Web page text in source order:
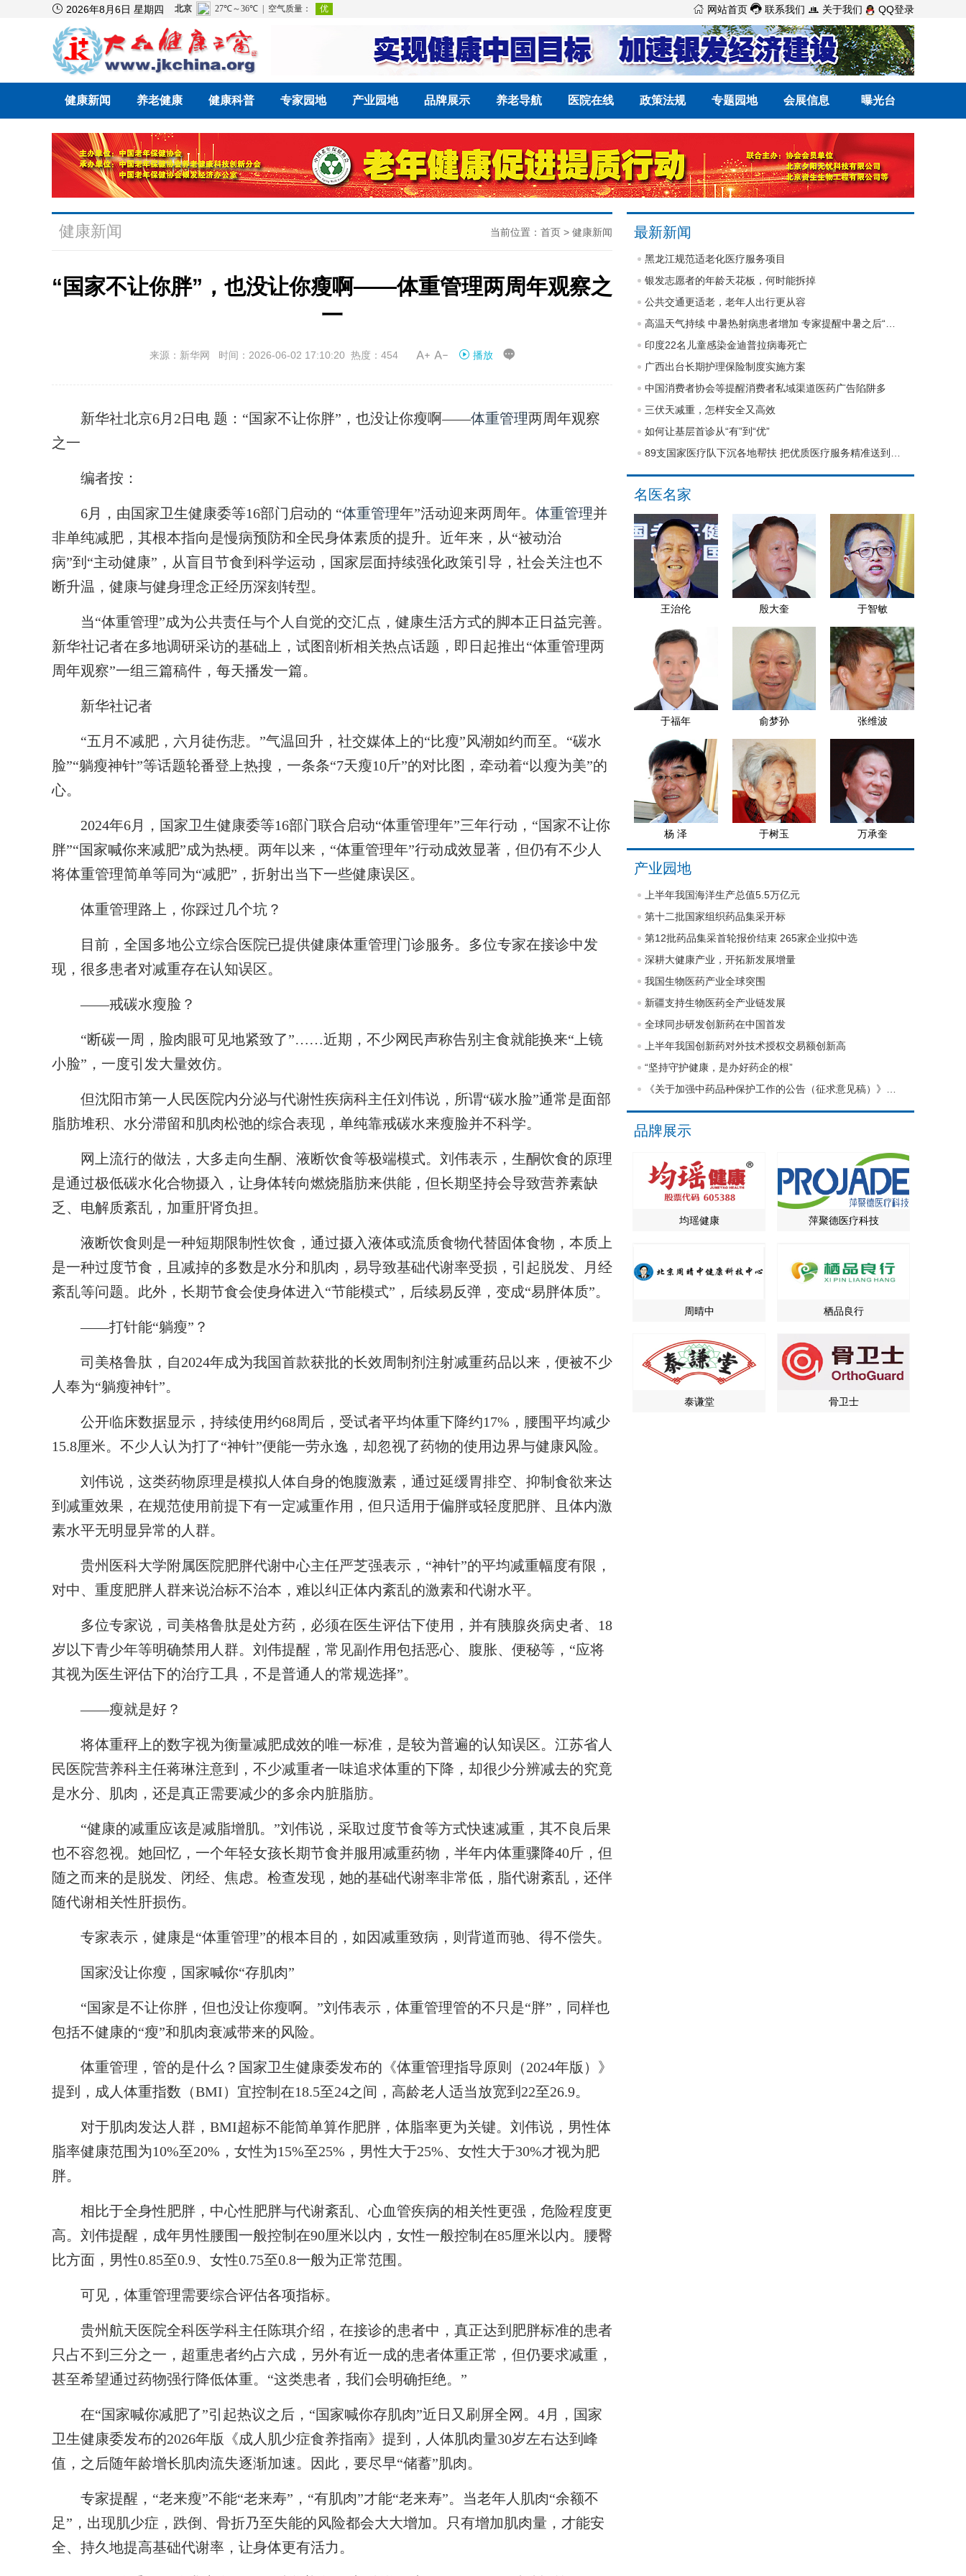
 2026年8月6日 星期四  网站首页  联系我们  关于我们 QQ登录
健康新闻 养老健康 健康科普 专家园地 产业园地 品牌展示 养老导航 医院在线 政策法规 专题园地 会展信息 曝光台
健康新闻 当前位置： 首页 > 健康新闻
“国家不让你胖”，也没让你瘦啊——体重管理两周年观察之
一
来源：新华网 时间：2026-06-02 17:10:20 热度：454  播放 
新华社北京6月2日电 题：“国家不让你胖”，也没让你瘦啊——体重管理两周年观察
之一
编者按 ：
6月，由国家卫生健康委等16部门启动的 “体重管理年”活动迎来两周年。 体重管理并
非单纯减肥，其根本指向是慢病预防和全民身体素质的提升。近年来，从“被动治
病”到“主动健康”，从盲目节食到科学运动，国家层面持续强化政策引导，社会关注也不
断升温，健康与健身理念正经历深刻转型。
当“体重管理”成为公共责任与个人自觉的交汇点，健康生活方式的脚本正日益完善。
新华社记者在多地调研采访的基础上，试图剖析相关热点话题，即日起推出“体重管理两
周年观察”一组三篇稿件，每天播发一篇。
新华社记者
“五月不减肥，六月徒伤悲。”气温回升，社交媒体上的“比瘦”风潮如约而至。“碳水
脸”“躺瘦神针”等话题轮番登上热搜，一条条“7天瘦10斤”的对比图，牵动着“以瘦为美”的
心。
2024年6月，国家卫生健康委等16部门联合启动“体重管理年”三年行动，“国家不让你
胖”“国家喊你来减肥”成为热梗。两年以来，“体重管理年”行动成效显著，但仍有不少人
将体重管理简单等同为“减肥”，折射出当下一些健康误区。
体重管理路上，你踩过几个坑？
目前，全国多地公立综合医院已提供健康体重管理门诊服务。多位专家在接诊中发
现，很多患者对减重存在认知误区。
——戒碳水瘦脸？
“断碳一周，脸肉眼可见地紧致了”……近期，不少网民声称告别主食就能换来“上镜
小脸”，一度引发大量效仿。
但沈阳市第一人民医院内分泌与代谢性疾病科主任刘伟说，所谓“碳水脸”通常是面部
脂肪堆积、水分滞留和肌肉松弛的综合表现，单纯靠戒碳水来瘦脸并不科学。
网上流行的做法，大多走向生酮、液断饮食等极端模式。刘伟表示，生酮饮食的原理
是通过极低碳水化合物摄入，让身体转向燃烧脂肪来供能，但长期坚持会导致营养素缺
乏、电解质紊乱，加重肝肾负担。
液断饮食则是一种短期限制性饮食，通过摄入液体或流质食物代替固体食物，本质上
是一种过度节食，且减掉的多数是水分和肌肉，易导致基础代谢率受损，引起脱发、月经
紊乱等问题。此外，长期节食会使身体进入“节能模式”，后续易反弹，变成“易胖体质”。
——打针能“躺瘦”？
司美格鲁肽，自2024年成为我国首款获批的长效周制剂注射减重药品以来，便被不少
人奉为“躺瘦神针”。
公开临床数据显示，持续使用约68周后，受试者平均体重下降约17%，腰围平均减少
15.8厘米。不少人认为打了“神针”便能一劳永逸，却忽视了药物的使用边界与健康风险。
刘伟说，这类药物原理是模拟人体自身的饱腹激素，通过延缓胃排空、抑制食欲来达
到减重效果，在规范使用前提下有一定减重作用，但只适用于偏胖或轻度肥胖、且体内激
素水平无明显异常的人群。
贵州医科大学附属医院肥胖代谢中心主任严芝强表示，“神针”的平均减重幅度有限，
对中、重度肥胖人群来说治标不治本，难以纠正体内紊乱的激素和代谢水平。
多位专家说，司美格鲁肽是处方药，必须在医生评估下使用，并有胰腺炎病史者、18
岁以下青少年等明确禁用人群。刘伟提醒，常见副作用包括恶心、腹胀、便秘等，“应将
其视为医生评估下的治疗工具，不是普通人的常规选择”。
——瘦就是好？
将体重秤上的数字视为衡量减肥成效的唯一标准，是较为普遍的认知误区。江苏省人
民医院营养科主任蒋琳注意到，不少减重者一味追求体重的下降，却很少分辨减去的究竟
是水分、肌肉，还是真正需要减少的多余内脏脂肪。
“健康的减重应该是减脂增肌。”刘伟说，采取过度节食等方式快速减重，其不良后果
也不容忽视。她回忆，一个年轻女孩长期节食并服用减重药物，半年内体重骤降40斤，但
随之而来的是脱发、闭经、焦虑。检查发现，她的基础代谢率非常低，脂代谢紊乱，还伴
随代谢相关性肝损伤。
专家表示，健康是“体重管理”的根本目的，如因减重致病，则背道而驰、得不偿失。
国家没让你瘦，国家喊你“存肌肉”
“国家是不让你胖，但也没让你瘦啊。”刘伟表示，体重管理管的不只是“胖”，同样也
包括不健康的“瘦”和肌肉衰减带来的风险。
体重管理，管的是什么？国家卫生健康委发布的《体重管理指导原则（2024年版）》
提到，成人体重指数（BMI）宜控制在18.5至24之间，高龄老人适当放宽到22至26.9。
对于肌肉发达人群，BMI超标不能简单算作肥胖，体脂率更为关键。刘伟说，男性体
脂率健康范围为10%至20%，女性为15%至25%，男性大于25%、女性大于30%才视为肥
胖。
相比于全身性肥胖，中心性肥胖与代谢紊乱、心血管疾病的相关性更强，危险程度更
高。刘伟提醒，成年男性腰围一般控制在90厘米以内，女性一般控制在85厘米以内。腰臀
比方面，男性0.85至0.9、女性0.75至0.8一般为正常范围。
可见，体重管理需要综合评估各项指标。
贵州航天医院全科医学科主任陈琪介绍，在接诊的患者中，真正达到肥胖标准的患者
只占不到三分之一，超重患者约占六成，另外有近一成的患者体重正常，但仍要求减重，
甚至希望通过药物强行降低体重。“这类患者，我们会明确拒绝。”
在“国家喊你减肥了”引起热议之后，“国家喊你存肌肉”近日又刷屏全网。4月，国家
卫生健康委发布的2026年版《成人肌少症食养指南》提到，人体肌肉量30岁左右达到峰
值，之后随年龄增长肌肉流失逐渐加速。因此，要尽早“储蓄”肌肉。
专家提醒，“老来瘦”不能“老来寿”，“有肌肉”才能“老来寿”。当老年人肌肉“余额不
足”，出现肌少症，跌倒、骨折乃至失能的风险都会大大增加。只有增加肌肉量，才能安
全、持久地提高基础代谢率，让身体更有活力。
最新新闻
黑龙江规范适老化医疗服务项目
银发志愿者的年龄天花板，何时能拆掉
公共交通更适老，老年人出行更从容
印度22名儿童感染金迪普拉病毒死亡
广西出台长期护理保险制度实施方案
中国消费者协会等提醒消费者私域渠道医药广告陷阱多
三伏天减重，怎样安全又高效
如何让基层首诊从“有”到“优”
名医名家
王治伦 殷大奎 于智敏
于福年 俞梦孙 张维波
杨 泽 于树玉 万承奎
产业园地
上半年我国海洋生产总值5.5万亿元
第十二批国家组织药品集采开标
第12批药品集采首轮报价结束 265家企业拟中选
深耕大健康产业，开拓新发展增量
我国生物医药产业全球突围
新疆支持生物医药全产业链发展
全球同步研发创新药在中国首发
上半年我国创新药对外技术授权交易额创新高
“坚持守护健康，是办好药企的根”
品牌展示
均瑶健康 萍聚德医疗科技
周晴中 栖品良行
泰谦堂 骨卫士